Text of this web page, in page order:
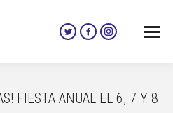
Twitter
in
new
Facebook
in
new
Instagram
in
new
FIESTA ANUAL EL 6, 7 Y 8